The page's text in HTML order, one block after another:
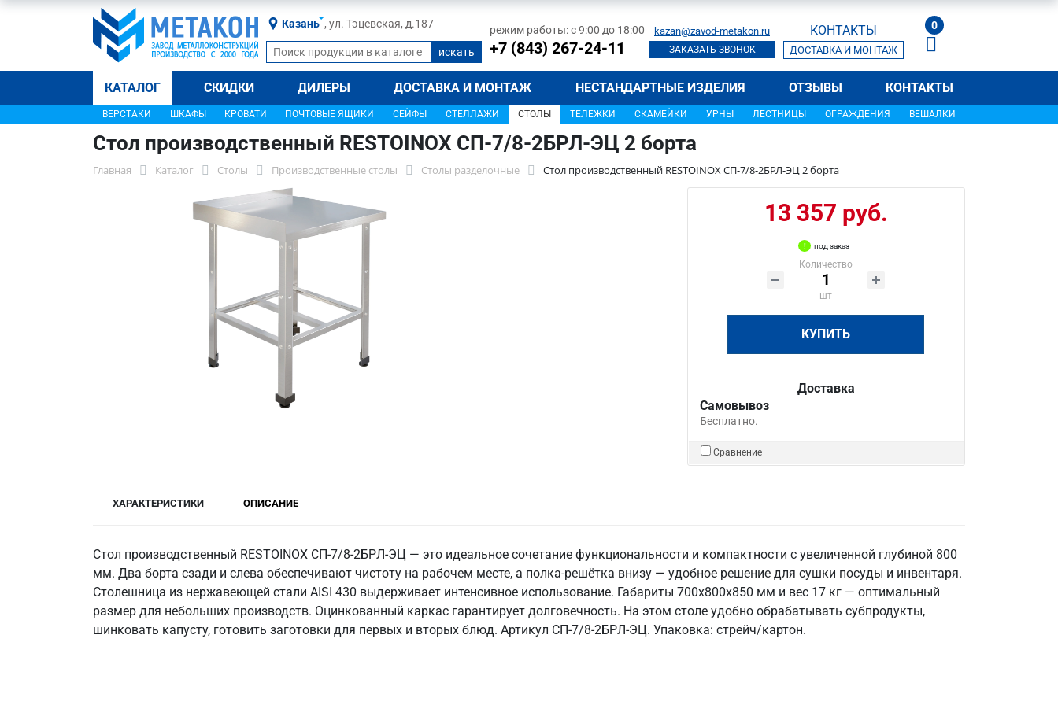
Казань , ул. Тэцевская, д.187 режим работы: с 9:00 до 18:00
+7 (843) 267-24-11
kazan@zavod-metakon.ru
ЗАКАЗАТЬ ЗВОНОК
КОНТАКТЫ
ДОСТАВКА И МОНТАЖ
0
КАТАЛОГ СКИДКИ ДИЛЕРЫ ДОСТАВКА И МОНТАЖ НЕСТАНДАРТНЫЕ ИЗДЕЛИЯ ОТЗЫВЫ КОНТАКТЫ
ВЕРСТАКИ ШКАФЫ КРОВАТИ ПОЧТОВЫЕ ЯЩИКИ СЕЙФЫ СТЕЛЛАЖИ СТОЛЫ ТЕЛЕЖКИ СКАМЕЙКИ УРНЫ ЛЕСТНИЦЫ ОГРАЖДЕНИЯ ВЕШАЛКИ
Стол производственный RESTOINOX СП-7/8-2БРЛ-ЭЦ 2 борта
Главная Каталог Столы Производственные столы Столы разделочные Стол производственный RESTOINOX СП-7/8-2БРЛ-ЭЦ 2 борта
13 357 руб.
под заказ
Количество
шт
КУПИТЬ
Доставка
Самовывоз
Бесплатно.
Сравнение
ХАРАКТЕРИСТИКИ ОПИСАНИЕ
Стол производственный RESTOINOX СП-7/8-2БРЛ-ЭЦ — это идеальное сочетание функциональности и компактности с увеличенной глубиной 800
мм. Два борта сзади и слева обеспечивают чистоту на рабочем месте, а полка-решётка внизу — удобное решение для сушки посуды и инвентаря.
Столешница из нержавеющей стали AISI 430 выдерживает интенсивное использование. Габариты 700x800x850 мм и вес 17 кг — оптимальный
размер для небольших производств. Оцинкованный каркас гарантирует долговечность. На этом столе удобно обрабатывать субпродукты,
шинковать капусту, готовить заготовки для первых и вторых блюд. Артикул СП-7/8-2БРЛ-ЭЦ. Упаковка: стрейч/картон.